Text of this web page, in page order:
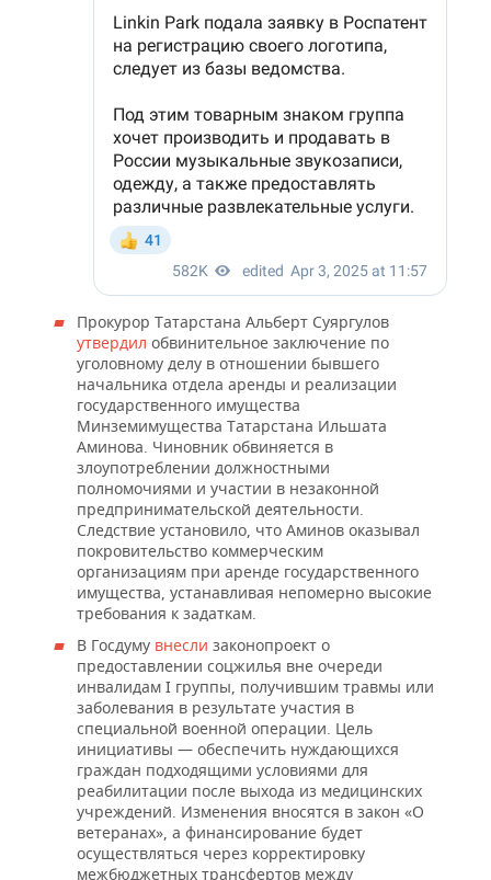
Прокурор Татарстана Альберт Суяргулов
утвердил обвинительное заключение по
уголовному делу в отношении бывшего
начальника отдела аренды и реализации
государственного имущества
Минземимущества Татарстана Ильшата
Аминова. Чиновник обвиняется в
злоупотреблении должностными
полномочиями и участии в незаконной
предпринимательской деятельности.
Следствие установило, что Аминов оказывал
покровительство коммерческим
организациям при аренде государственного
имущества, устанавливая непомерно высокие
требования к задаткам.
В Госдуму внесли законопроект о
предоставлении соцжилья вне очереди
инвалидам I группы, получившим травмы или
заболевания в результате участия в
специальной военной операции. Цель
инициативы — обеспечить нуждающихся
граждан подходящими условиями для
реабилитации после выхода из медицинских
учреждений. Изменения вносятся в закон «О
ветеранах», а финансирование будет
осуществляться через корректировку
межбюджетных трансфертов между